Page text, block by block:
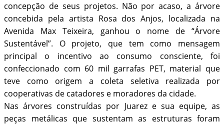
concepção de seus projetos. Não por acaso, a árvore
concebida pela artista Rosa dos Anjos, localizada na
Avenida Max Teixeira, ganhou o nome de “Árvore
Sustentável”. O projeto, que tem como mensagem
principal o incentivo ao consumo consciente, foi
confeccionado com 60 mil garrafas PET, material que
teve como origem a coleta seletiva realizada por
cooperativas de catadores e moradores da cidade.
Nas árvores construídas por Juarez e sua equipe, as
peças metálicas que sustentam as estruturas foram